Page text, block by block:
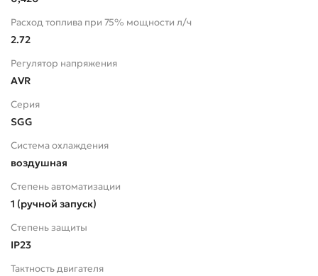
Расход топлива при 75% мощности л/ч
2.72
Регулятор напряжения
AVR
Серия
SGG
Система охлаждения
воздушная
Степень автоматизации
1 (ручной запуск)
Степень защиты
IP23
Тактность двигателя